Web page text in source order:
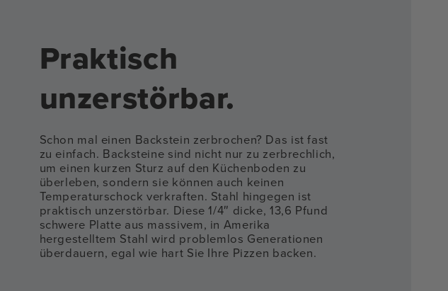
Praktisch
unzerstörbar.
Schon mal einen Backstein zerbrochen? Das ist fast
zu einfach. Backsteine sind nicht nur zu zerbrechlich,
um einen kurzen Sturz auf den Küchenboden zu
überleben, sondern sie können auch keinen
Temperaturschock verkraften. Stahl hingegen ist
praktisch unzerstörbar. Diese 1/4″ dicke, 13,6 Pfund
schwere Platte aus massivem, in Amerika
hergestelltem Stahl wird problemlos Generationen
überdauern, egal wie hart Sie Ihre Pizzen backen.